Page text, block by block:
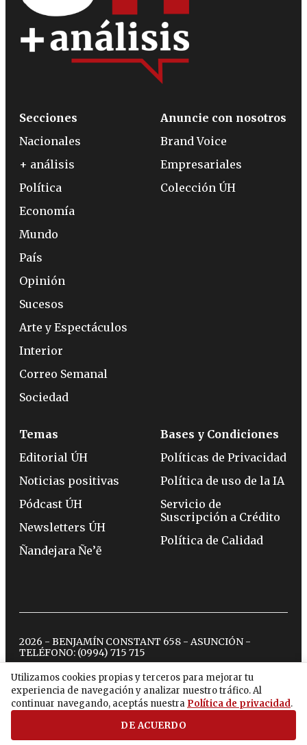
Utilizamos cookies propias y terceros para mejorar tu
experiencia de navegación y analizar nuestro tráfico. Al
continuar navegando, aceptás nuestra Política de privacidad.
DE ACUERDO
Secciones
Nacionales
+ análisis
Política
Economía
Mundo
País
Opinión
Sucesos
Arte y Espectáculos
Interior
Correo Semanal
Sociedad
Anuncie con nosotros
Brand Voice
Empresariales
Colección ÚH
Temas
Editorial ÚH
Noticias positivas
Pódcast ÚH
Newsletters ÚH
Ñandejara Ñe’ẽ
Bases y Condiciones
Políticas de Privacidad
Política de uso de la IA
Servicio de
Suscripción a Crédito
Política de Calidad
2026 - BENJAMÍN CONSTANT 658 - ASUNCIÓN -
TELÉFONO: (0994) 715 715
twitterinstagram
facebook
tiktokyoutubespotify